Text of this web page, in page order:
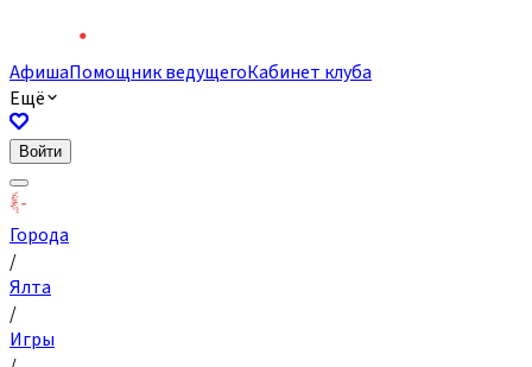
АфишаПомощник ведущегоКабинет клуба
Ещё
Войти
Города
/
Ялта
/
Игры